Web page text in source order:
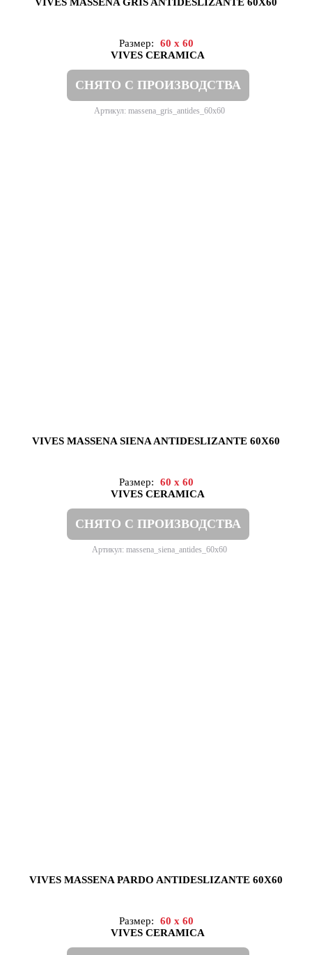
Размер:
60 x 60
VIVES CERAMICA
СНЯТО С ПРОИЗВОДСТВА
Артикул: massena_gris_antides_60x60
VIVES MASSENA SIENA ANTIDESLIZANTE 60X60
Размер:
60 x 60
VIVES CERAMICA
СНЯТО С ПРОИЗВОДСТВА
Артикул: massena_siena_antides_60x60
VIVES MASSENA PARDO ANTIDESLIZANTE 60X60
Размер:
60 x 60
VIVES CERAMICA